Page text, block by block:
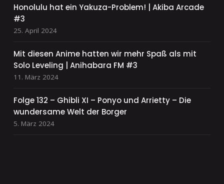
Honolulu hat ein Yakuza-Problem! | Akiba Arcade
#3
25. April 2024
Mit diesen Anime hatten wir mehr Spaß als mit
Solo Leveling | Anihabara FM #3
11. März 2024
Folge 132 – Ghibli XI – Ponyo und Arrietty – Die
wundersame Welt der Borger
5. März 2024